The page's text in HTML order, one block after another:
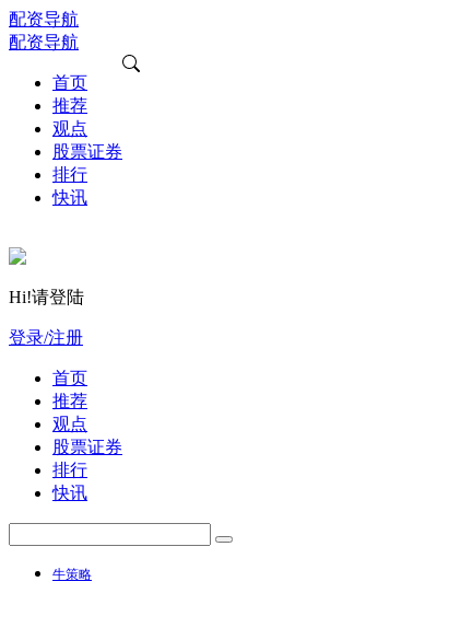
配资导航
配资导航
首页
推荐
观点
股票证券
排行
快讯
Hi!请登陆
登录/注册
首页
推荐
观点
股票证券
排行
快讯
牛策略